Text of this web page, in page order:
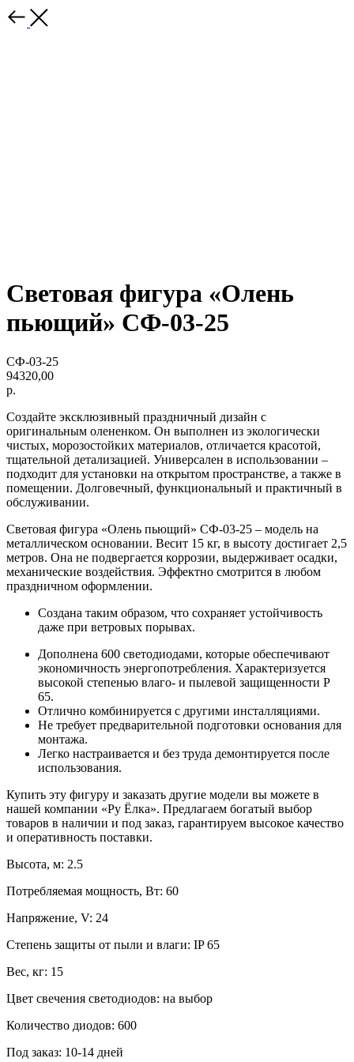
Световая фигура «Олень
пьющий» СФ-03-25
СФ-03-25
94320,00
р.
Создайте эксклюзивный праздничный дизайн с
оригинальным олененком. Он выполнен из экологически
чистых, морозостойких материалов, отличается красотой,
тщательной детализацией. Универсален в использовании –
подходит для установки на открытом пространстве, а также в
помещении. Долговечный, функциональный и практичный в
обслуживании.
Световая фигура «Олень пьющий» СФ-03-25 – модель на
металлическом основании. Весит 15 кг, в высоту достигает 2,5
метров. Она не подвергается коррозии, выдерживает осадки,
механические воздействия. Эффектно смотрится в любом
праздничном оформлении.
Создана таким образом, что сохраняет устойчивость
даже при ветровых порывах.
Дополнена 600 светодиодами, которые обеспечивают
экономичность энергопотребления. Характеризуется
высокой степенью влаго- и пылевой защищенности P
65.
Отлично комбинируется с другими инсталляциями.
Не требует предварительной подготовки основания для
монтажа.
Легко настраивается и без труда демонтируется после
использования.
Купить эту фигуру и заказать другие модели вы можете в
нашей компании «Ру Ёлка». Предлагаем богатый выбор
товаров в наличии и под заказ, гарантируем высокое качество
и оперативность поставки.
Высота, м: 2.5
Потребляемая мощность, Вт: 60
Напряжение, V: 24
Степень защиты от пыли и влаги: IP 65
Вес, кг: 15
Цвет свечения светодиодов: на выбор
Количество диодов: 600
Под заказ: 10-14 дней